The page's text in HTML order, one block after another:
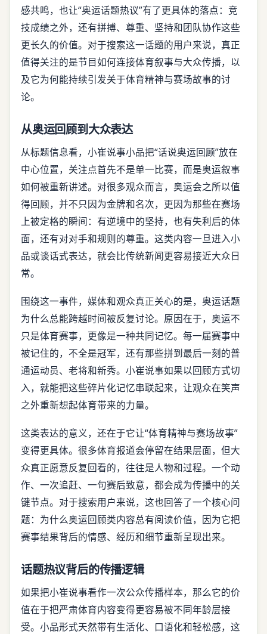
感共鸣，也让“奥运话题热议”有了更具体的落点：竞
技成绩之外，还有拼搏、尊重、坚持和团队协作这些
更长久的价值。对于搜索这一话题的用户来说，真正
值得关注的是节目如何连接体育叙事与大众传播，以
及它为何能持续引发关于体育精神与赛场故事的讨
论。
从奥运回顾到大众表达
从标题信息看，小崔说事小品把“话说奥运回顾”放在
中心位置，关注点首先不是单一比赛，而是奥运叙事
如何被重新讲述。对很多观众而言，奥运会之所以值
得回顾，并不只因为金牌和名次，更因为那些在赛场
上被定格的瞬间：有逆境中的坚持，也有失利后的体
面，还有对对手和规则的尊重。这类内容一旦进入小
品或谈话式表达，就会比传统新闻更容易接近大众日
常。
围绕这一事件，媒体和观众真正关心的是，奥运话题
为什么总能跨越时间被反复讨论。原因在于，奥运不
只是体育赛事，更像是一种共同记忆。每一届赛事中
被记住的，不全是冠军，还有那些拼到最后一刻的普
通运动员、老将和新秀。小崔说事如果以回顾方式切
入，就能把这些碎片化记忆串联起来，让观众在笑声
之外重新想起体育带来的力量。
这类表达的意义，还在于它让“体育精神与赛场故事”
变得更具体。很多体育报道会停留在结果层面，但大
众真正愿意反复回看的，往往是人物和过程。一个动
作、一次追赶、一句赛后致意，都会成为传播中的关
键节点。对于搜索用户来说，这也回答了一个核心问
题：为什么奥运回顾类内容总有阅读价值，因为它把
赛事结果背后的情感、经历和细节重新呈现出来。
话题热议背后的传播逻辑
如果把小崔说事看作一次公众传播样本，那么它的价
值在于把严肃体育内容变得更容易被不同年龄层接
受。小品形式天然带有生活化、口语化和轻松感，这